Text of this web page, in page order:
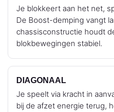
Je blokkeert aan het net,
De Boost-demping vangt
chassisconstructie houdt
blokbewegingen stabiel.
DIAGONAAL
Je speelt via kracht in
bij de afzet energie terug,